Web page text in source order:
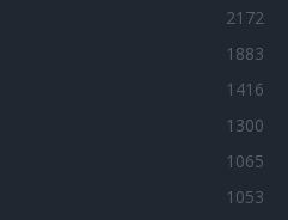
2172
1883
1416
1300
1065
1053